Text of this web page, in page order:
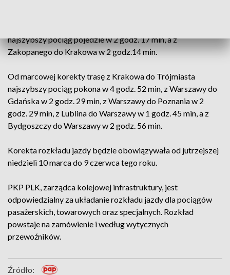
najszybszy pociąg pojedzie w 2 godz. 17 min, a z
Zakopanego do Krakowa w 2 godz.14 min.
Od marcowej korekty trasę z Krakowa do Trójmiasta
najszybszy pociąg pokona w 4 godz. 52 min, z Warszawy do
Gdańska w 2 godz. 29 min, z Warszawy do Poznania w 2
godz. 29 min, z Lublina do Warszawy w 1 godz. 45 min, a z
Bydgoszczy do Warszawy w 2 godz. 56 min.
Korekta rozkładu jazdy będzie obowiązywała od jutrzejszej
niedzieli 10 marca do 9 czerwca tego roku.
PKP PLK, zarządca kolejowej infrastruktury, jest
odpowiedzialny za układanie rozkładu jazdy dla pociągów
pasażerskich, towarowych oraz specjalnych. Rozkład
powstaje na zamówienie i według wytycznych
przewoźników.
Źródło: